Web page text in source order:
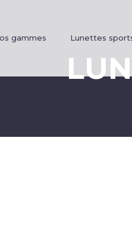
gammes Lunettes